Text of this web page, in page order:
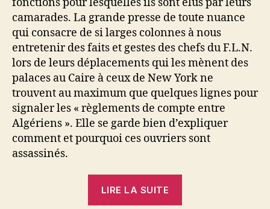
camarades. La grande presse de toute nuance
qui consacre de si larges colonnes à nous
entretenir des faits et gestes des chefs du F.L.N.
lors de leurs déplacements qui les mènent des
palaces au Caire à ceux de New York ne
trouvent au maximum que quelques lignes pour
signaler les « règlements de compte entre
Algériens ». Elle se garde bien d’expliquer
comment et pourquoi ces ouvriers sont
assassinés.
LIRE LA SUITE